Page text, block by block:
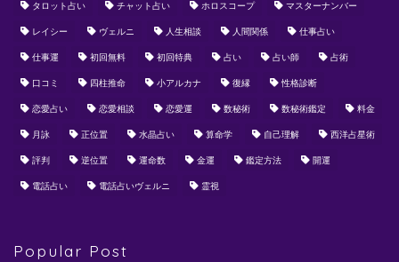
タロット占い チャット占い ホロスコープ マスターナンバー
レイシー ヴェルニ 人生相談 人間関係 仕事占い
仕事運 初回無料 初回特典 占い 占い師 占術
口コミ 四柱推命 小アルカナ 復縁 性格診断
恋愛占い 恋愛相談 恋愛運 数秘術 数秘術鑑定 料金
月詠 正位置 水晶占い 算命学 自己理解 西洋占星術
評判 逆位置 運命数 金運 鑑定方法 開運
電話占い 電話占いヴェルニ 霊視
Popular Post